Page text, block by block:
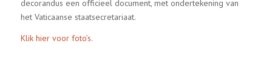
decorandus een officieel document, met ondertekening van
het Vaticaanse staatsecretariaat.
Klik hier voor foto’s.